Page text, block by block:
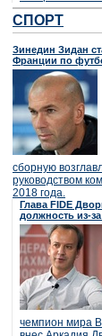
СПОРТ
Зинедин Зидан
Франции по
сборную
руководством
2018 года.
Глава FIDE
должность из-
чемпион мира